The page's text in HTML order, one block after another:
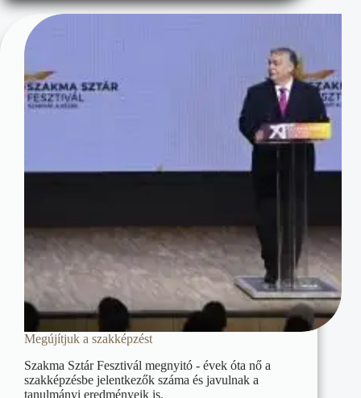
Megújítjuk a szakképzést
Szakma Sztár Fesztivál megnyitó - évek óta nő a
szakképzésbe jelentkezők száma és javulnak a
tanulmányi eredményeik is.